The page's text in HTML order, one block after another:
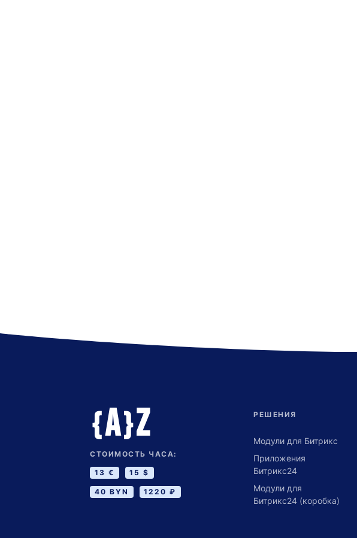
{A}Z
СТОИМОСТЬ ЧАСА:
13 € 15 $
40 BYN 1220 ₽
РЕШЕНИЯ
Модули для Битрикс
Приложения
Битрикс24
Модули для
Битрикс24 (коробка)